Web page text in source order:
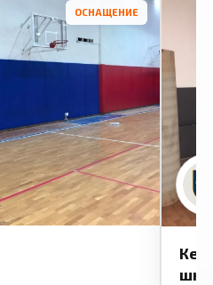
ОСНАЩЕНИЕ